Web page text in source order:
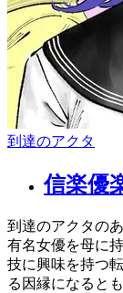
到達のアクタ
信楽優
到達のアクタの
有名女優を母に
技に興味を持つ
る因縁になると